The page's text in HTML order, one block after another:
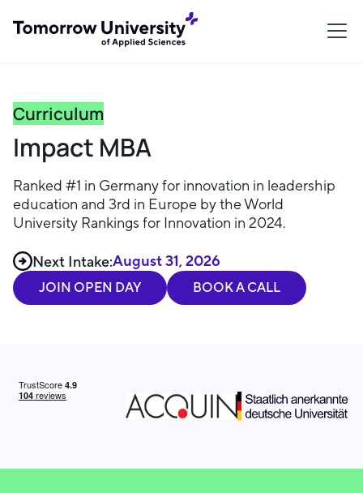
Curriculum
Impact MBA
Ranked #1 in Germany for innovation in leadership
education and 3rd in Europe by the World
University Rankings for Innovation in 2024.
Next Intake:August 31, 2026
JOIN OPEN DAY BOOK A CALL